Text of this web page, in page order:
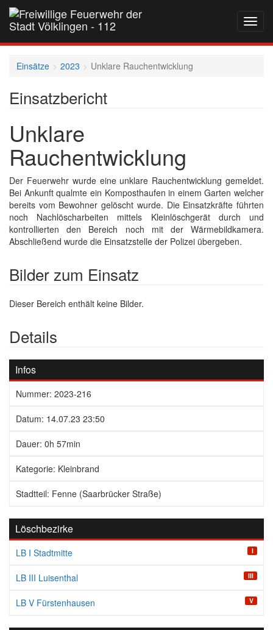
auf-
und
Einsätze 2023 Unklare Rauchentwicklung
Einsatzbericht
Unklare
Rauchentwicklung
Der Feuerwehr wurde eine unklare Rauchentwicklung gemeldet.
Bei Ankunft qualmte ein Komposthaufen in einem Garten welcher
bereits vom Bewohner gelöscht wurde. Die Einsatzkräfte führten
noch Nachlöscharbeiten mittels Kleinlöschgerät durch und
kontrollierten den Bereich noch mit der Wärmebildkamera.
Abschließend wurde die Einsatzstelle der Polizei übergeben.
Bilder zum Einsatz
Dieser Bereich enthält keine Bilder.
Details
Infos
Nummer: 2023-216
Datum: 14.07.23 23:50
Dauer: 0h 57min
Kategorie: Kleinbrand
Stadtteil: Fenne (Saarbrücker Straße)
Löschbezirke
LB I Stadtmitte I
LB III Luisenthal III
LB V Fürstenhausen V